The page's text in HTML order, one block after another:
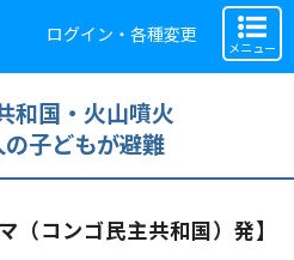
ログイン・各種変更
メニュー
和国・火山噴火
子どもが避難
コンゴ民主共和国）発】